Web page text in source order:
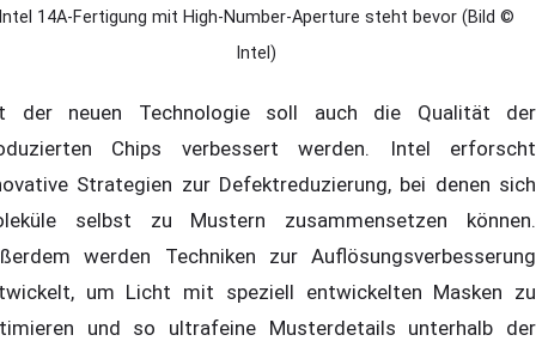
14A-Fertigung mit High-Number-Aperture steht bevor (Bild ©
Intel)
der neuen Technologie soll auch die Qualität der
Chips verbessert werden. Intel erforscht
Strategien zur Defektreduzierung, bei denen sich
selbst zu Mustern zusammensetzen können.
werden Techniken zur Auflösungsverbesserung
um Licht mit speziell entwickelten Masken zu
und so ultrafeine Musterdetails unterhalb der